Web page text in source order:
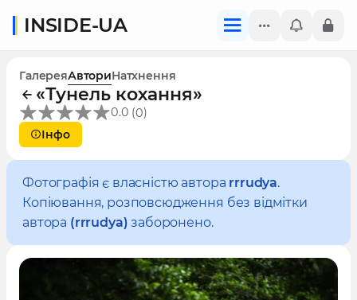
INSIDE-UA
ГалереяАвториНатхнення
«Тунель кохання»
0.0 (0)
Інфо
Фотографія є власністю автора rrrudya.
Копіювання, розповсюдження без відмітки
автора (rrrudya) заборонено.